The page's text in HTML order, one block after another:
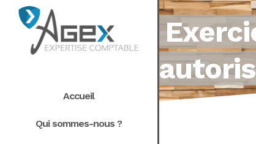
Accueil
Qui sommes-nous ?